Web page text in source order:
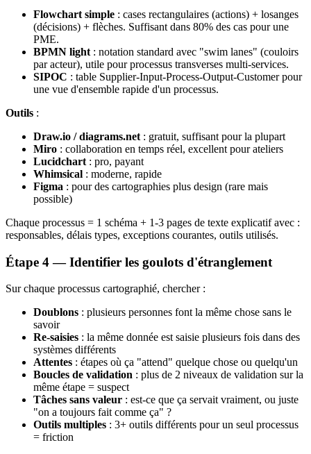
Flowchart simple : cases rectangulaires (actions) + losanges
(décisions) + flèches. Suffisant dans 80% des cas pour une
PME.
BPMN light : notation standard avec "swim lanes" (couloirs
par acteur), utile pour processus transverses multi-services.
SIPOC : table Supplier-Input-Process-Output-Customer pour
une vue d'ensemble rapide d'un processus.
Outils :
Draw.io / diagrams.net : gratuit, suffisant pour la plupart
Miro : collaboration en temps réel, excellent pour ateliers
Lucidchart : pro, payant
Whimsical : moderne, rapide
Figma : pour des cartographies plus design (rare mais
possible)
Chaque processus = 1 schéma + 1-3 pages de texte explicatif avec :
responsables, délais types, exceptions courantes, outils utilisés.
Étape 4 — Identifier les goulots d'étranglement
Sur chaque processus cartographié, chercher :
Doublons : plusieurs personnes font la même chose sans le
savoir
Re-saisies : la même donnée est saisie plusieurs fois dans des
systèmes différents
Attentes : étapes où ça "attend" quelque chose ou quelqu'un
Boucles de validation : plus de 2 niveaux de validation sur la
même étape = suspect
Tâches sans valeur : est-ce que ça servait vraiment, ou juste
"on a toujours fait comme ça" ?
Outils multiples : 3+ outils différents pour un seul processus
= friction